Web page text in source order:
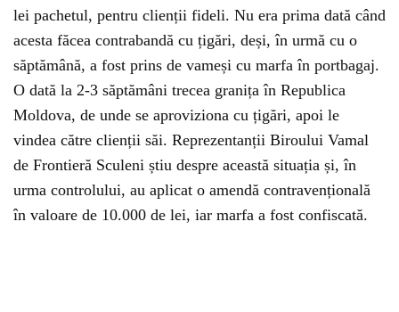
lei pachetul, pentru clienții fideli. Nu era prima dată când
acesta făcea contrabandă cu țigări, deși, în urmă cu o
săptămână, a fost prins de vameși cu marfa în portbagaj.
O dată la 2-3 săptămâni trecea granița în Republica
Moldova, de unde se aproviziona cu țigări, apoi le
vindea către clienții săi. Reprezentanții Biroului Vamal
de Frontieră Sculeni știu despre această situația și, în
urma controlului, au aplicat o amendă contravențională
în valoare de 10.000 de lei, iar marfa a fost confiscată.